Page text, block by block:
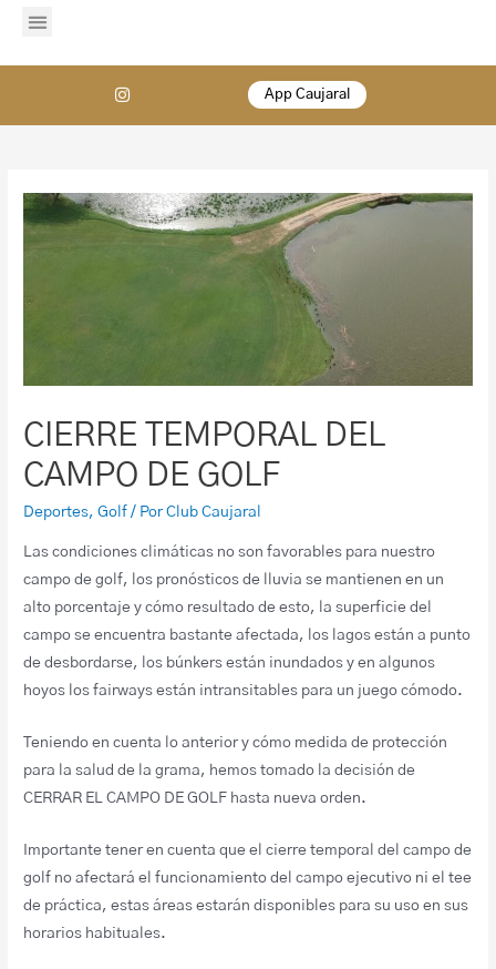
App Caujaral
CIERRE TEMPORAL DEL
CAMPO DE GOLF
Deportes,Golf / PorClub Caujaral
Las condiciones climáticas no son favorables para nuestro
campo de golf, los pronósticos de lluvia se mantienen en un
alto porcentaje y cómo resultado de esto, la superficie del
campo se encuentra bastante afectada, los lagos están a punto
de desbordarse, los búnkers están inundados y en algunos
hoyos los fairways están intransitables para un juego cómodo.
Teniendo en cuenta lo anterior y cómo medida de protección
para la salud de la grama, hemos tomado la decisión de
CERRAR EL CAMPO DE GOLF hasta nueva orden.
Importante tener en cuenta que el cierre temporal del campo de
golf no afectará el funcionamiento del campo ejecutivo ni el tee
de práctica, estas áreas estarán disponibles para su uso en sus
horarios habituales.